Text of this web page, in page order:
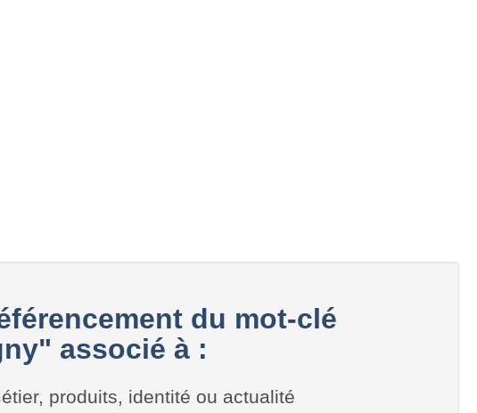
du mot-clé
associé à :
produits, identité ou actualité